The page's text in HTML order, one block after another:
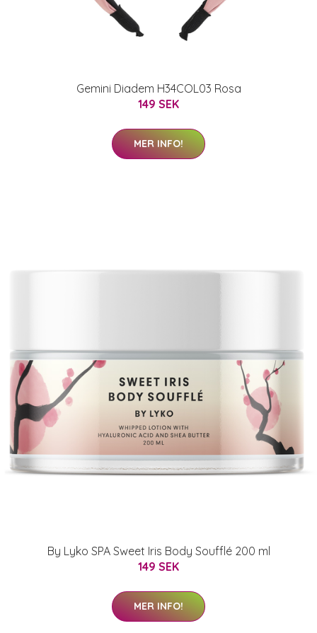
Gemini Diadem H34COL03 Rosa
149 SEK
MER INFO!
By Lyko SPA Sweet Iris Body Soufflé 200 ml
149 SEK
MER INFO!